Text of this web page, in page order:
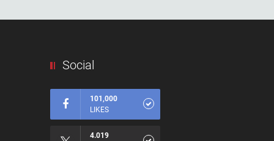
Social
101,000
LIKES
4.019